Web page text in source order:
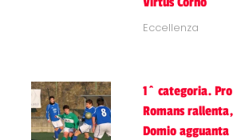
Eccellenza
1^ categoria. Pro
Romans rallenta,
Domio agguanta